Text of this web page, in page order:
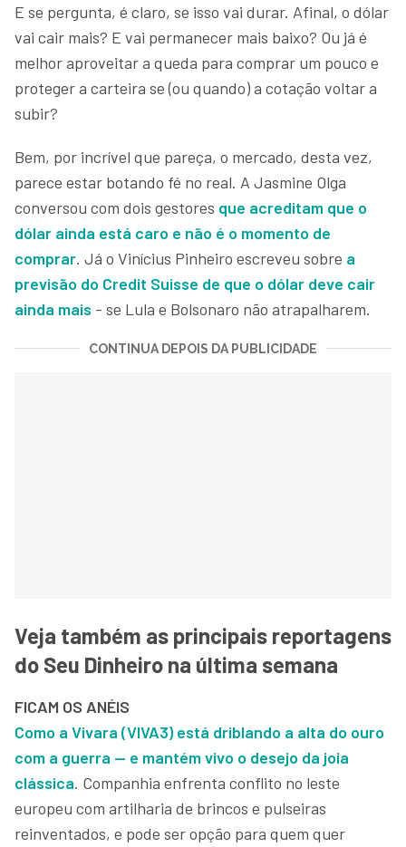
E se pergunta, é claro, se isso vai durar. Afinal, o dólar
vai cair mais? E vai permanecer mais baixo? Ou já é
melhor aproveitar a queda para comprar um pouco e
proteger a carteira se (ou quando) a cotação voltar a
subir?
Bem, por incrível que pareça, o mercado, desta vez,
parece estar botando fé no real. A Jasmine Olga
conversou com dois gestores que acreditam que o
dólar ainda está caro e não é o momento de
comprar. Já o Vinícius Pinheiro escreveu sobre a
previsão do Credit Suisse de que o dólar deve cair
ainda mais - se Lula e Bolsonaro não atrapalharem.
CONTINUA DEPOIS DA PUBLICIDADE
Veja também as principais reportagens
do Seu Dinheiro na última semana
FICAM OS ANÉIS
Como a Vivara (VIVA3) está driblando a alta do ouro
com a guerra — e mantém vivo o desejo da joia
clássica. Companhia enfrenta conflito no leste
europeu com artilharia de brincos e pulseiras
reinventados, e pode ser opção para quem quer